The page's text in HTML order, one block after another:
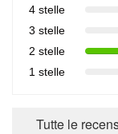
4 stelle
3 stelle
2 stelle
1 stelle
Tutte le